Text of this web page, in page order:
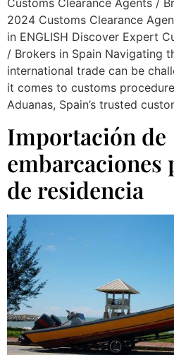
2024 Customs Clearance
in ENGLISH Discover Expert
/ Brokers in Spain Navigating
international trade can be
it comes to customs
Aduanas, Spain’s trusted
Importación de
embarcaciones
de residencia